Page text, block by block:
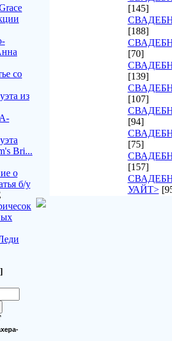
со
из
Bri...
о
б/у
[145]
[188]
[70]
[139]
[107]
[94]
[75]
[157]
УАЙТ>